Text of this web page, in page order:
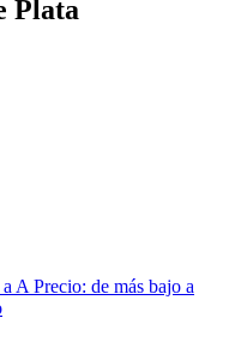
Plata
A Precio: de más bajo a